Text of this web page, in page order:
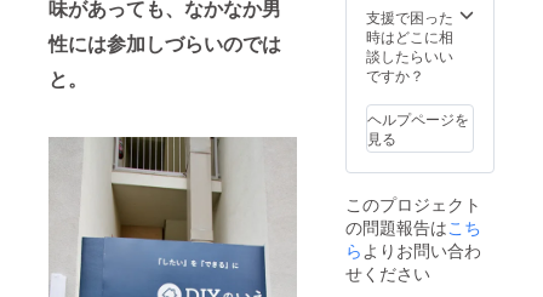
味があっても、なかなか男
性には参加しづらいのでは
と。
お、現
在のメ
ンバー
との円
係を築
いてい
ただく
ことが
なりま
すの
で、こ
の参加
さい。
ンド
名：BE
HOME
商品
ンタン
エプロ
ン） サ
イズは
サイズ
のみで
着丈は
102cm
・
支援で困った
時はどこに相
談したらいい
ですか？
ヘルプページを
見る
このプロジェクト
の問題報告はこち
ら よりお問い合わ
せください